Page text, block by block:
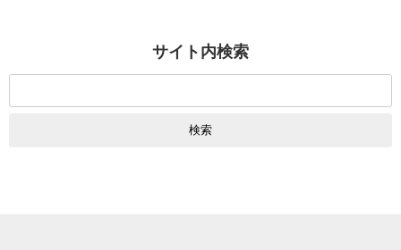
サイト内検索